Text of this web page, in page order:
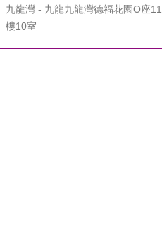
九龍灣 - 九龍九龍灣德福花園O座11
樓10室